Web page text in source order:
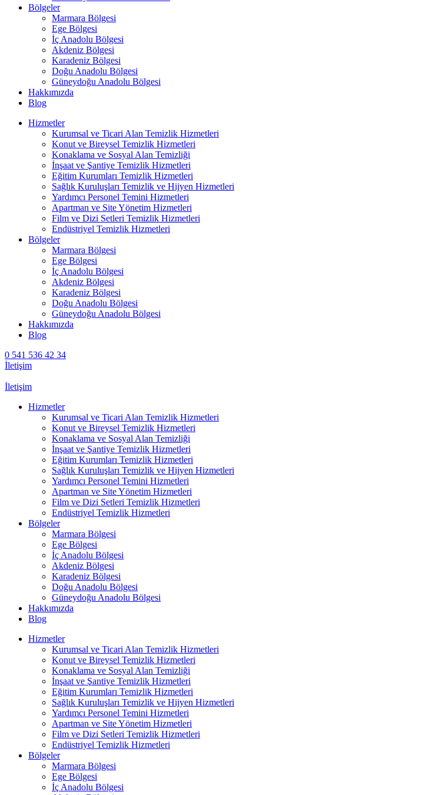
Bölgeler
Marmara Bölgesi
Ege Bölgesi
İç Anadolu Bölgesi
Akdeniz Bölgesi
Karadeniz Bölgesi
Doğu Anadolu Bölgesi
Güneydoğu Anadolu Bölgesi
Hakkımızda
Blog
Hizmetler
Kurumsal ve Ticari Alan Temizlik Hizmetleri
Konut ve Bireysel Temizlik Hizmetleri
Konaklama ve Sosyal Alan Temizliği
İnşaat ve Şantiye Temizlik Hizmetleri
Eğitim Kurumları Temizlik Hizmetleri
Sağlık Kuruluşları Temizlik ve Hijyen Hizmetleri
Yardımcı Personel Temini Hizmetleri
Apartman ve Site Yönetim Hizmetleri
Film ve Dizi Setleri Temizlik Hizmetleri
Endüstriyel Temizlik Hizmetleri
Bölgeler
Marmara Bölgesi
Ege Bölgesi
İç Anadolu Bölgesi
Akdeniz Bölgesi
Karadeniz Bölgesi
Doğu Anadolu Bölgesi
Güneydoğu Anadolu Bölgesi
Hakkımızda
Blog
0 541 536 42 34
İletişim
İletişim
Hizmetler
Kurumsal ve Ticari Alan Temizlik Hizmetleri
Konut ve Bireysel Temizlik Hizmetleri
Konaklama ve Sosyal Alan Temizliği
İnşaat ve Şantiye Temizlik Hizmetleri
Eğitim Kurumları Temizlik Hizmetleri
Sağlık Kuruluşları Temizlik ve Hijyen Hizmetleri
Yardımcı Personel Temini Hizmetleri
Apartman ve Site Yönetim Hizmetleri
Film ve Dizi Setleri Temizlik Hizmetleri
Endüstriyel Temizlik Hizmetleri
Bölgeler
Marmara Bölgesi
Ege Bölgesi
İç Anadolu Bölgesi
Akdeniz Bölgesi
Karadeniz Bölgesi
Doğu Anadolu Bölgesi
Güneydoğu Anadolu Bölgesi
Hakkımızda
Blog
Hizmetler
Kurumsal ve Ticari Alan Temizlik Hizmetleri
Konut ve Bireysel Temizlik Hizmetleri
Konaklama ve Sosyal Alan Temizliği
İnşaat ve Şantiye Temizlik Hizmetleri
Eğitim Kurumları Temizlik Hizmetleri
Sağlık Kuruluşları Temizlik ve Hijyen Hizmetleri
Yardımcı Personel Temini Hizmetleri
Apartman ve Site Yönetim Hizmetleri
Film ve Dizi Setleri Temizlik Hizmetleri
Endüstriyel Temizlik Hizmetleri
Bölgeler
Marmara Bölgesi
Ege Bölgesi
İç Anadolu Bölgesi